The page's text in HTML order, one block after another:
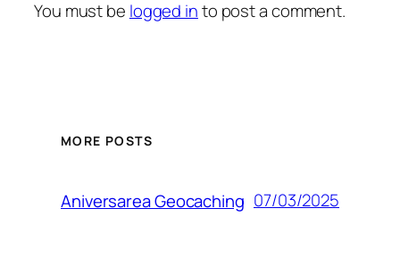
You must be logged into post a comment.
MORE POSTS
Aniversarea Geocaching 07/03/2025